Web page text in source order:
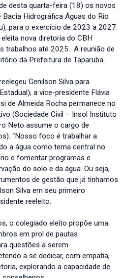
desta quarta-feira (18) os novos
Hidrográfica Águas do Rio
para o exercício de 2023 a 2027.
nova diretoria do CBH
trabalhos até 2025. A reunião de
da Prefeitura de Taparuba.
Genilson Silva para
a vice-presidente Flávia
de Almeida Rocha permanece no
(Sociedade Civil – Insol Instituto
Neto assume o cargo de
“Nosso foco é trabalhar a
a água como tema central no
e fomentar programas e
do solo e da água. Ou seja,
de gestão que já tínhamos
Silva em seu primeiro
reeleito.
o colegiado eleito propõe uma
em prol de pautas
questões a serem
a se dedicar, com empatia,
explorando a capacidade de